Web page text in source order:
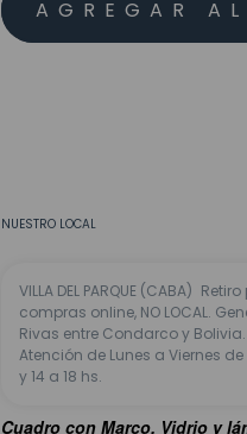
NUESTRO LOCAL
VILLA DEL PARQUE (CABA)
compras online, NO LOCAL.
Rivas entre Condarco y Bolivia.
Atención de Lunes a Viernes de
y 14 a 18 hs.
Cuadro con Marco, Vidrio y